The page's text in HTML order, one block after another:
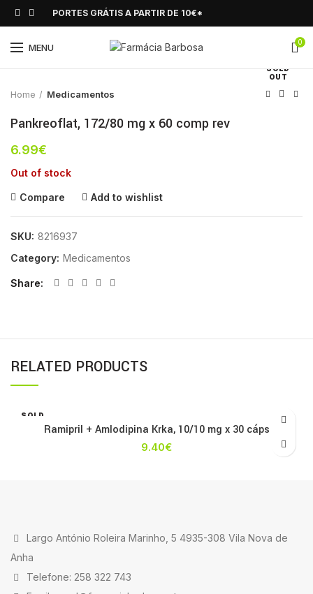
PORTES GRÁTIS A PARTIR DE 10€*
MENU 0
SOLD
OUT
Click to enlarge
Home Medicamentos
Pankreoflat, 172/80 mg x 60 comp rev
6.99€
Out of stock
Compare Add to wishlist
SKU: 8216937
Category: Medicamentos
Share
RELATED PRODUCTS
SOLD
Ramipril + Amlodipina Krka, 10/10 mg x 30 cáps
9.40€
Largo António Roleira Marinho, 5 4935-308 Vila Nova de
Anha
Telefone: 258 322 743